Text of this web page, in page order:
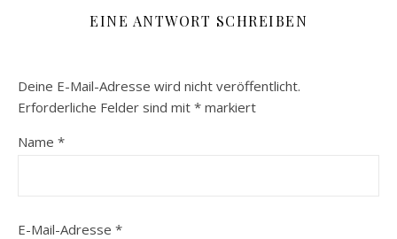
EINE ANTWORT SCHREIBEN
Deine E-Mail-Adresse wird nicht veröffentlicht.
Erforderliche Felder sind mit * markiert
Name *
E-Mail-Adresse *